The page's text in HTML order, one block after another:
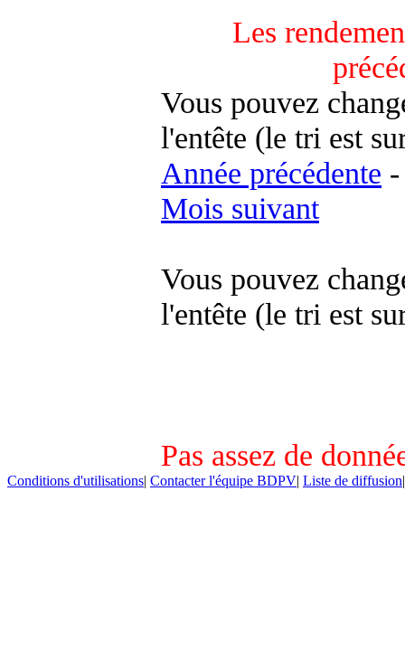
Les
Vous pouvez
l'entête (le tri est
Année précédente -
Mois suivant
Vous pouvez
l'entête (le tri est
Pas assez de
Conditions d'utilisations| Contacter l'équipe BDPV| Liste de diffusion